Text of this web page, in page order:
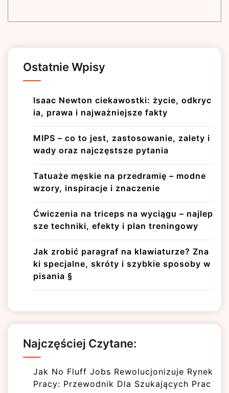
Ostatnie Wpisy
Isaac Newton ciekawostki: życie, odkryc
ia, prawa i najważniejsze fakty
MIPS – co to jest, zastosowanie, zalety i
wady oraz najczęstsze pytania
Tatuaże męskie na przedramię – modne
wzory, inspiracje i znaczenie
Ćwiczenia na triceps na wyciągu – najlep
sze techniki, efekty i plan treningowy
Jak zrobić paragraf na klawiaturze? Zna
ki specjalne, skróty i szybkie sposoby w
pisania §
Najczęściej Czytane:
Jak No Fluff Jobs Rewolucjonizuje Rynek
Pracy: Przewodnik Dla Szukających Prac